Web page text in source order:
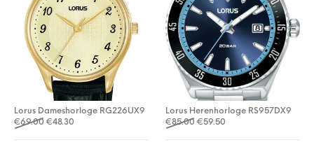
Lorus Dameshorloge RG226UX9
€69.00 Oorspronkelijke prijs was: €69.00.
€48.30 Huidige prijs is: €48.30.
Lorus Herenhorloge RS957DX9
€85.00 Oorspronkelijke prijs was:
€59.50